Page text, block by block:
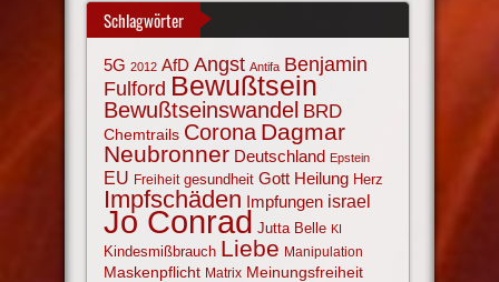
Schlagwörter
5G 2012 AfD Angst Antifa Benjamin
Fulford Bewußtsein
Bewußtseinswandel BRD
Chemtrails Corona Dagmar
Neubronner Deutschland Epstein
EU Freiheit gesundheit Gott Heilung Herz
Impfschäden Impfungen israel
Jo Conrad Jutta Belle KI
Kindesmißbrauch Liebe Manipulation
Maskenpflicht Matrix Meinungsfreiheit